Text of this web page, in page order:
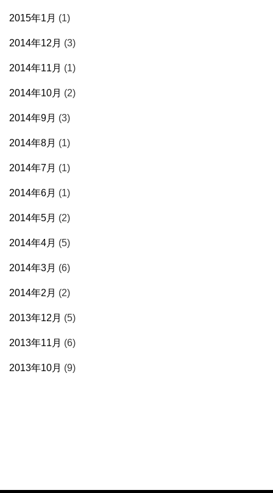
2015年1月 (1)
2014年12月 (3)
2014年11月 (1)
2014年10月 (2)
2014年9月 (3)
2014年8月 (1)
2014年7月 (1)
2014年6月 (1)
2014年5月 (2)
2014年4月 (5)
2014年3月 (6)
2014年2月 (2)
2013年12月 (5)
2013年11月 (6)
2013年10月 (9)